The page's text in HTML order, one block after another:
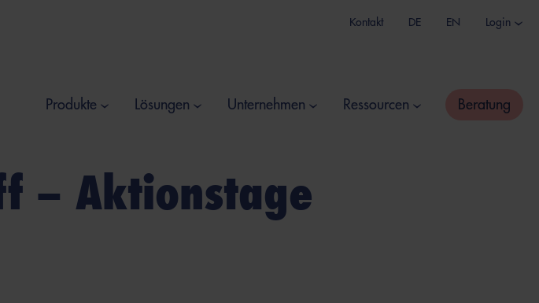
Produkte Lösungen Unternehmen Ressourcen Beratung
Kontakt DE EN Login
– Aktionstage